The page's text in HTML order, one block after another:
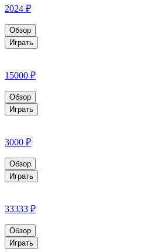
2024 ₽
Обзор
Играть
15000 ₽
Обзор
Играть
3000 ₽
Обзор
Играть
33333 ₽
Обзор
Играть